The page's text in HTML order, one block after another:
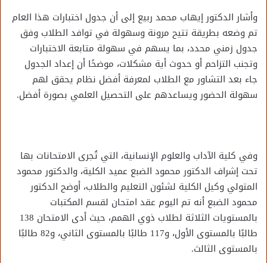
وأشار الدكتور إيهاب محمد ربيع إلى أن جدول اختبارات هذا العام
تم وضعه بطريقة تتيح مرونة وسهولة في توافد الطلاب وفق
جدول زمني محدد، بما يسهم في سهولة متابعة الاختبارات
وتجنب التزاحم أو حدوث أية مشكلات، موضحًا أن إعداد الجدول
جاء بعد التشاور مع الطلاب لمعرفة أفضل نظام يحقق لهم
سهولة الحضور ويساعدهم على التحصيل العلمي بصورة أفضل.
وفي كلية الآداب والعلوم الإنسانية، التي تُجرى الامتحانات بها
تحت إشراف الدكتور محمود الضبع عميد الكلية، والدكتور محمود
المتولي وكيل الكلية لشئون التعليم والطلاب، أوضح الدكتور
محمود الضبع أنه تم اليوم عقد امتحان لقسم المكتبات
بالمستويات الثلاثة لطلاب ذوي الهمم، حيث أدى الامتحان 138
طالبًا بالمستوى الأول، و117 طالبًا بالمستوى الثاني، و82 طالبًا
بالمستوى الثالث.